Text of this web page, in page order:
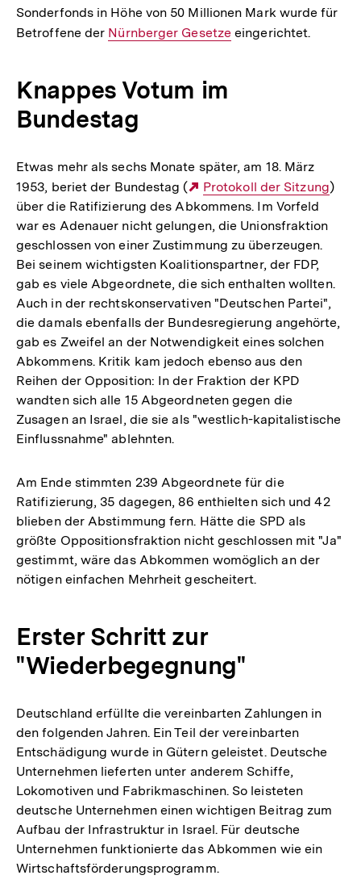
Sonderfonds in Höhe von 50 Millionen Mark wurde für
Betroffene der Interner
Nürnberger Gesetze eingerichtet.
Knappes Votum im
Bundestag
Etwas mehr als sechs Monate später, am 18. März
1953, beriet der Bundestag (
Externer
Link:
Protokoll der Sitzung)
über die Ratifizierung des Abkommens. Im Vorfeld
war es Adenauer nicht gelungen, die Unionsfraktion
geschlossen von einer Zustimmung zu überzeugen.
Bei seinem wichtigsten Koalitionspartner, der FDP,
gab es viele Abgeordnete, die sich enthalten wollten.
Auch in der rechtskonservativen "Deutschen Partei",
die damals ebenfalls der Bundesregierung angehörte,
gab es Zweifel an der Notwendigkeit eines solchen
Abkommens. Kritik kam jedoch ebenso aus den
Reihen der Opposition: In der Fraktion der KPD
wandten sich alle 15 Abgeordneten gegen die
Zusagen an Israel, die sie als "westlich-kapitalistische
Einflussnahme" ablehnten.
Am Ende stimmten 239 Abgeordnete für die
Ratifizierung, 35 dagegen, 86 enthielten sich und 42
blieben der Abstimmung fern. Hätte die SPD als
größte Oppositionsfraktion nicht geschlossen mit "Ja"
gestimmt, wäre das Abkommen womöglich an der
nötigen einfachen Mehrheit gescheitert.
Erster Schritt zur
"Wiederbegegnung"
Deutschland erfüllte die vereinbarten Zahlungen in
den folgenden Jahren. Ein Teil der vereinbarten
Entschädigung wurde in Gütern geleistet. Deutsche
Unternehmen lieferten unter anderem Schiffe,
Lokomotiven und Fabrikmaschinen. So leisteten
deutsche Unternehmen einen wichtigen Beitrag zum
Aufbau der Infrastruktur in Israel. Für deutsche
Unternehmen funktionierte das Abkommen wie ein
Wirtschaftsförderungsprogramm.